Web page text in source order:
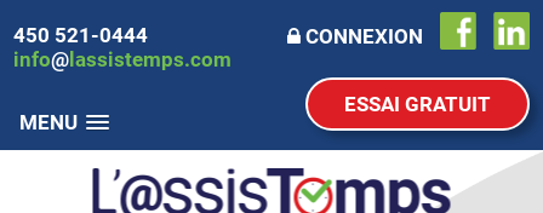
450 521-0444
info@ lassistemps.com
CONNEXION
ESSAI GRATUIT
MENU